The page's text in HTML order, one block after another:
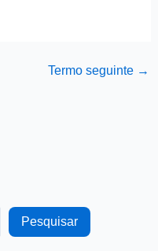
Termo seguinte →
Pesquisar